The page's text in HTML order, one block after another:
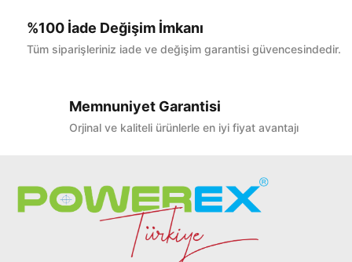
%100 İade Değişim İmkanı
Tüm siparişleriniz iade ve değişim garantisi güvencesindedir.
Memnuniyet Garantisi
Orjinal ve kaliteli ürünlerle en iyi fiyat avantajı